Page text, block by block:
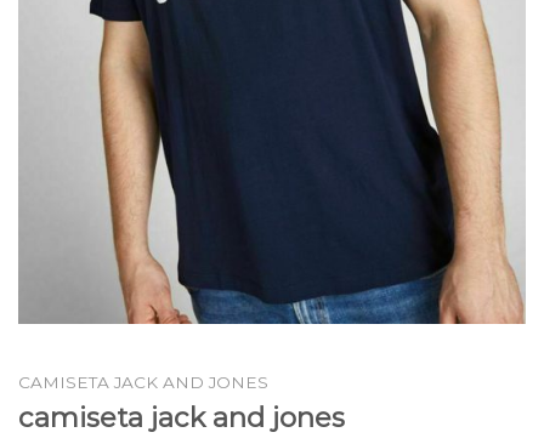
CAMISETA JACK AND JONES
camiseta jack and jones